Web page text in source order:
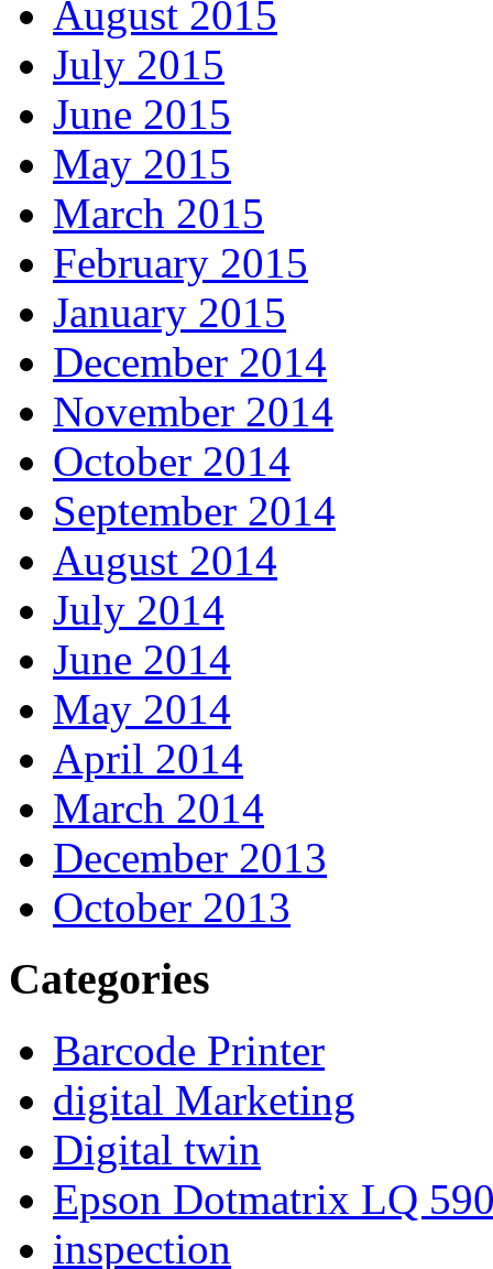
August 2015
July 2015
June 2015
May 2015
March 2015
February 2015
January 2015
December 2014
November 2014
October 2014
September 2014
August 2014
July 2014
June 2014
May 2014
April 2014
March 2014
December 2013
October 2013
Categories
Barcode Printer
digital Marketing
Digital twin
Epson Dotmatrix LQ
inspection